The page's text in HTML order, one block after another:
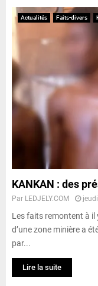
Actualités Faits-divers
KANKAN : des
Par LEDJELY.COM
Les faits remontent à il
d’une zone minière a
par...
Lire la suite